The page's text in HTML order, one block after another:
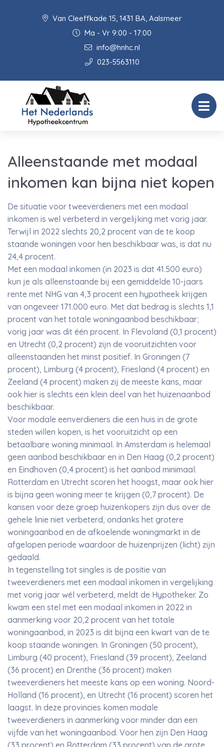
Van Cleeffkade 15, 1431 BA, Aalsmeer
Ma - Vr 9:00 - 17:00
info@hnhc.nl
023-5563110
Alleenstaande met modaal
inkomen kan bijna niet kopen
De situatie voor tweeverdieners met een modaal
inkomen is wel verbeterd in vergelijking met vorig jaar.
Terwijl in 2022 slechts 20,2 procent van de te koop
staande woningen voor hen beschikbaar was, is dat nu
24,4 procent.
Met een modaal inkomen (in 2023 is dat 41.500 euro)
kun je als alleenstaande bij een gemiddelde 10-jaars
rente met NHG van 4,3 procent een hypotheek krijgen
van ongeveer 171.000 euro. Met dat bedrag is slechts 1,1
procent van het totale woningaanbod beschikbaar;
vorig jaar was dit één procent. In Flevoland (0,1 procent)
en Utrecht (0,2 procent) zijn de vooruitzichten voor
alleenstaanden het minst positief. In Groningen (7
procent), Limburg (4 procent), Friesland (4 procent) en
Zeeland (4 procent) maken zij de meeste kans, maar
ook hier is slechts een klein deel van het huizenaanbod
beschikbaar.
Voor modale eenverdieners die een huis in de grote
steden willen kopen, is het vooruitzicht op een
betaalbare woning minimaal. In Amsterdam is helemaal
geen aanbod beschikbaar en in Den Haag (0,2 procent)
en Eindhoven (0,4 procent) is het aanbod minimaal.
Rotterdam en Utrecht scoren het hoogst, maar ook hier
is bijna geen woning meer te krijgen (0,7 procent). De
kansen voor deze groep huizenkopers zijn dus over de
gehele linie niet verbeterd, ondanks het grotere
woningaanbod en de afkoelende woningmarkt in de
afgelopen periode waardoor de huizenprijzen (licht) zijn
gedaald.
In tegenstelling tot singles is de positie van
tweeverdieners met een modaal inkomen in vergelijking
met vorig jaar wél verbeterd, meldt de Hypotheker. Zo
kwam een stel met een modaal inkomen in 2022 in
aanmerking voor 20,2 procent van het totale
woningaanbod, in 2023 is dit bijna een kwart van de te
koop staande woningen. In Groningen (50 procent),
Limburg (40 procent), Friesland (39 procent), Zeeland
(36 procent) en Drenthe (36 procent) maken
tweeverdieners het meeste kans op een woning. Noord-
Holland (16 procent), en Utrecht (16 procent) scoren het
laagst. In deze provincies komen modale
tweeverdieners in aanmerking voor minder dan een
vijfde van het woningaanbod. Voor hen zijn Den Haag
(33 procent) en Rotterdam (33 procent) van de grote